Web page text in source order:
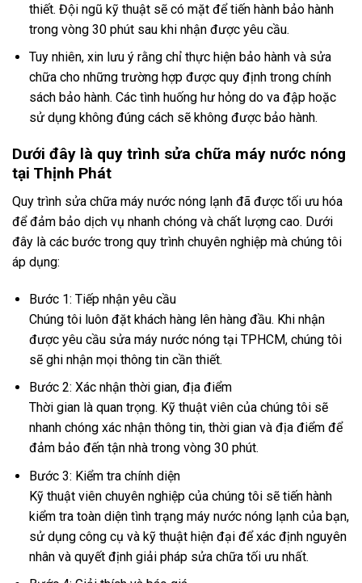
thiết. Đội ngũ kỹ thuật sẽ có mặt để tiến hành bảo hành
trong vòng 30 phút sau khi nhận được yêu cầu.
Tuy nhiên, xin lưu ý rằng chỉ thực hiện bảo hành và sửa
chữa cho những trường hợp được quy định trong chính
sách bảo hành. Các tình huống hư hỏng do va đập hoặc
sử dụng không đúng cách sẽ không được bảo hành.
Dưới đây là quy trình sửa chữa máy nước nóng
tại Thịnh Phát
Quy trình sửa chữa máy nước nóng lạnh đã được tối ưu hóa
để đảm bảo dịch vụ nhanh chóng và chất lượng cao. Dưới
đây là các bước trong quy trình chuyên nghiệp mà chúng tôi
áp dụng:
Bước 1: Tiếp nhận yêu cầu
Chúng tôi luôn đặt khách hàng lên hàng đầu. Khi nhận
được yêu cầu sửa máy nước nóng tại TPHCM, chúng tôi
sẽ ghi nhận mọi thông tin cần thiết.
Bước 2: Xác nhận thời gian, địa điểm
Thời gian là quan trọng. Kỹ thuật viên của chúng tôi sẽ
nhanh chóng xác nhận thông tin, thời gian và địa điểm để
đảm bảo đến tận nhà trong vòng 30 phút.
Bước 3: Kiểm tra chính diện
Kỹ thuật viên chuyên nghiệp của chúng tôi sẽ tiến hành
kiểm tra toàn diện tình trạng máy nước nóng lạnh của bạn,
sử dụng công cụ và kỹ thuật hiện đại để xác định nguyên
nhân và quyết định giải pháp sửa chữa tối ưu nhất.